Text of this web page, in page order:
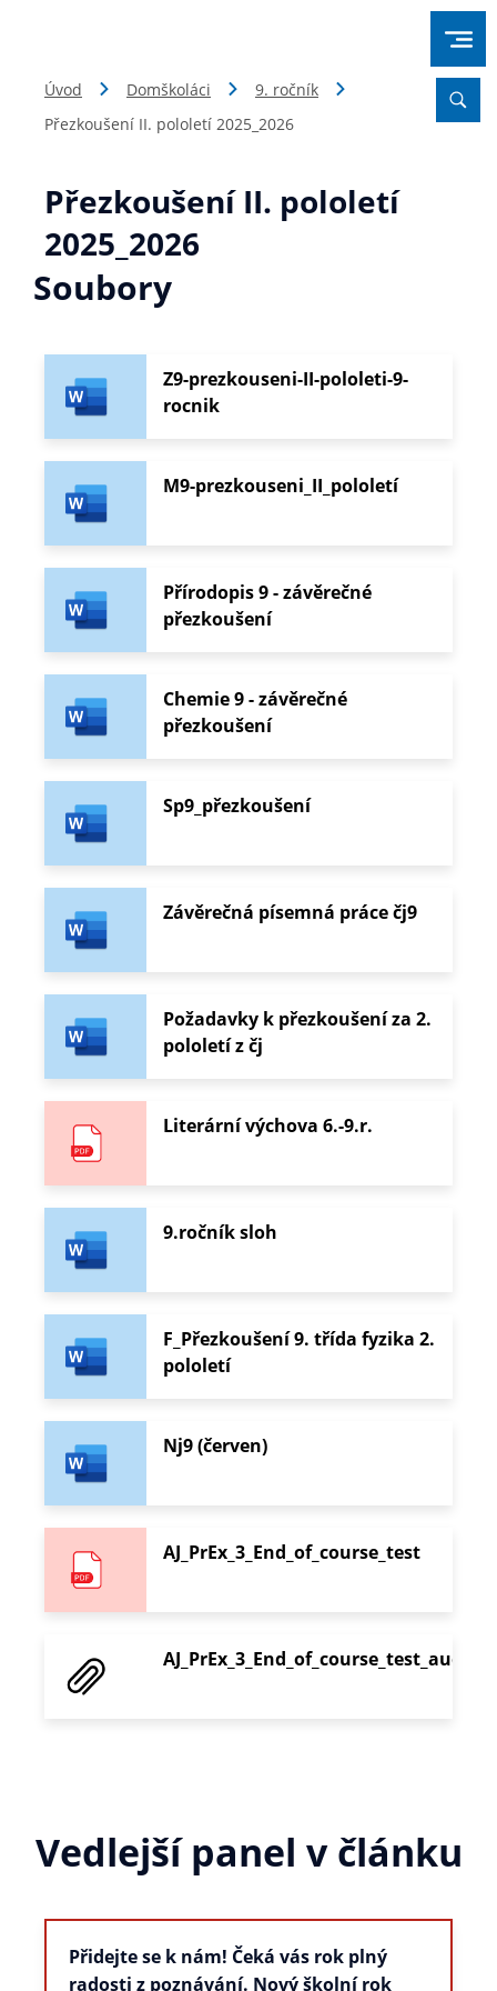
Úvod Domškoláci
9. ročník
Přezkoušení II. pololetí 2025_2026
Přezkoušení II. pololetí
2025_2026
Soubory
Z9-prezkouseni-II-pololeti-9-
rocnik
M9-prezkouseni_II_pololetí
Přírodopis 9 - závěrečné
přezkoušení
Chemie 9 - závěrečné
přezkoušení
Sp9_přezkoušení
Závěrečná písemná práce čj9
Požadavky k přezkoušení za 2.
pololetí z čj
Literární výchova 6.-9.r.
9.ročník sloh
F_Přezkoušení 9. třída fyzika 2.
pololetí
Nj9 (červen)
AJ_PrEx_3_End_of_course_test
AJ_PrEx_3_End_of_course_test_audio
Vedlejší panel v článku
Přidejte se k nám! Čeká vás rok plný
radosti z poznávání. Nový školní rok